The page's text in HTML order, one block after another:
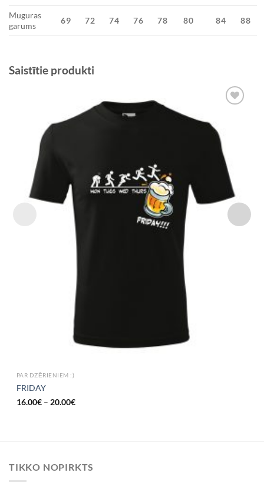
Muguras
garums
69 72 74 76 78 80 84 88
Saistītie produkti
Add to
Wishlist
PAR DZĒRIENIEM :)
FRIDAY
16.00€– 20.00€
TIKKO NOPIRKTS